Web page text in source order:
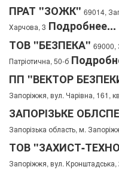
ПРАТ "ЗОЖК" 69014,
Харчова, 3 Подробнее...
ТОВ "БЕЗПЕКА" 69000,
Патріотична, 50-б
ПП "ВЕКТОР
Запоріжжя, вул. Чарівна, 161,
ЗАПОРІЗЬКЕ
Запорізька область, м.
ТОВ "ЗАХИСТ-
Запоріжжя, вул. Кронштадська,